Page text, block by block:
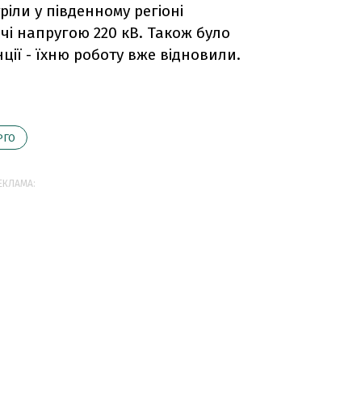
у південному регіоні
напругою 220 кВ. Також було
- їхню роботу вже відновили.